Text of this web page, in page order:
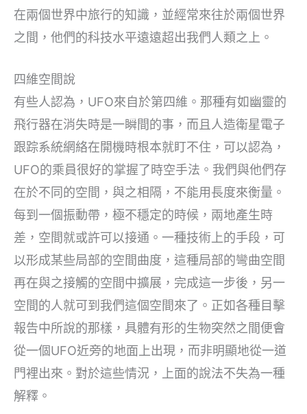
在兩個世界中旅行的知識，並經常來往於兩個世界
之間，他們的科技水平遠遠超出我們人類之上。
四維空間說
有些人認為，UFO來自於第四維。那種有如幽靈的
飛行器在消失時是一瞬間的事，而且人造衛星電子
跟踪系統網絡在開機時根本就盯不住，可以認為，
UFO的乘員很好的掌握了時空手法。我們與他們存
在於不同的空間，與之相隔，不能用長度來衡量。
每到一個振動帶，極不穩定的時候，兩地產生時
差，空間就或許可以接通。一種技術上的手段，可
以形成某些局部的空間曲度，這種局部的彎曲空間
再在與之接觸的空間中擴展，完成這一步後，另一
空間的人就可到我們這個空間來了。正如各種目擊
報告中所說的那樣，具體有形的生物突然之間便會
從一個UFO近旁的地面上出現，而非明顯地從一道
門裡出來。對於這些情況，上面的說法不失為一種
解釋。